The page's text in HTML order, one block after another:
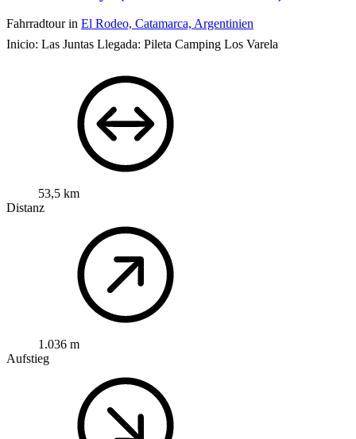
Fahrradtour in El Rodeo, Catamarca, Argentinien
Inicio: Las Juntas Llegada: Pileta Camping Los Varela
53,5 km
Distanz
1.036 m
Aufstieg